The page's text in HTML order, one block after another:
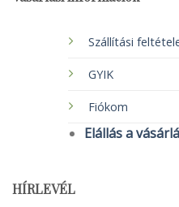
Szállítási
GYIK
Fiókom
Elállás a
HÍRLEVÉL